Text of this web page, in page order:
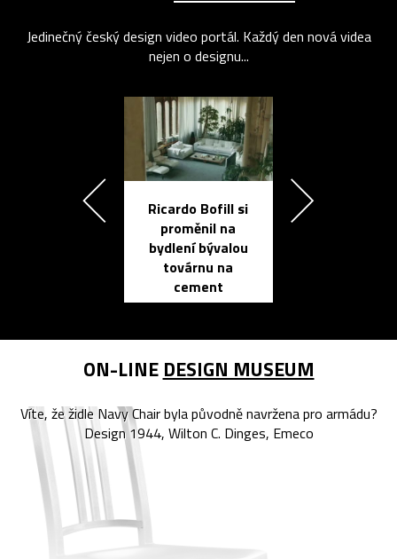
Jedinečný český design video portál. Každý den nová videa
nejen o designu...
Ricardo Bofill si
proměnil na
bydlení bývalou
továrnu na
cement
ON-LINE DESIGN MUSEUM
Víte, že židle Navy Chair byla původně navržena pro armádu?
Design 1944, Wilton C. Dinges, Emeco